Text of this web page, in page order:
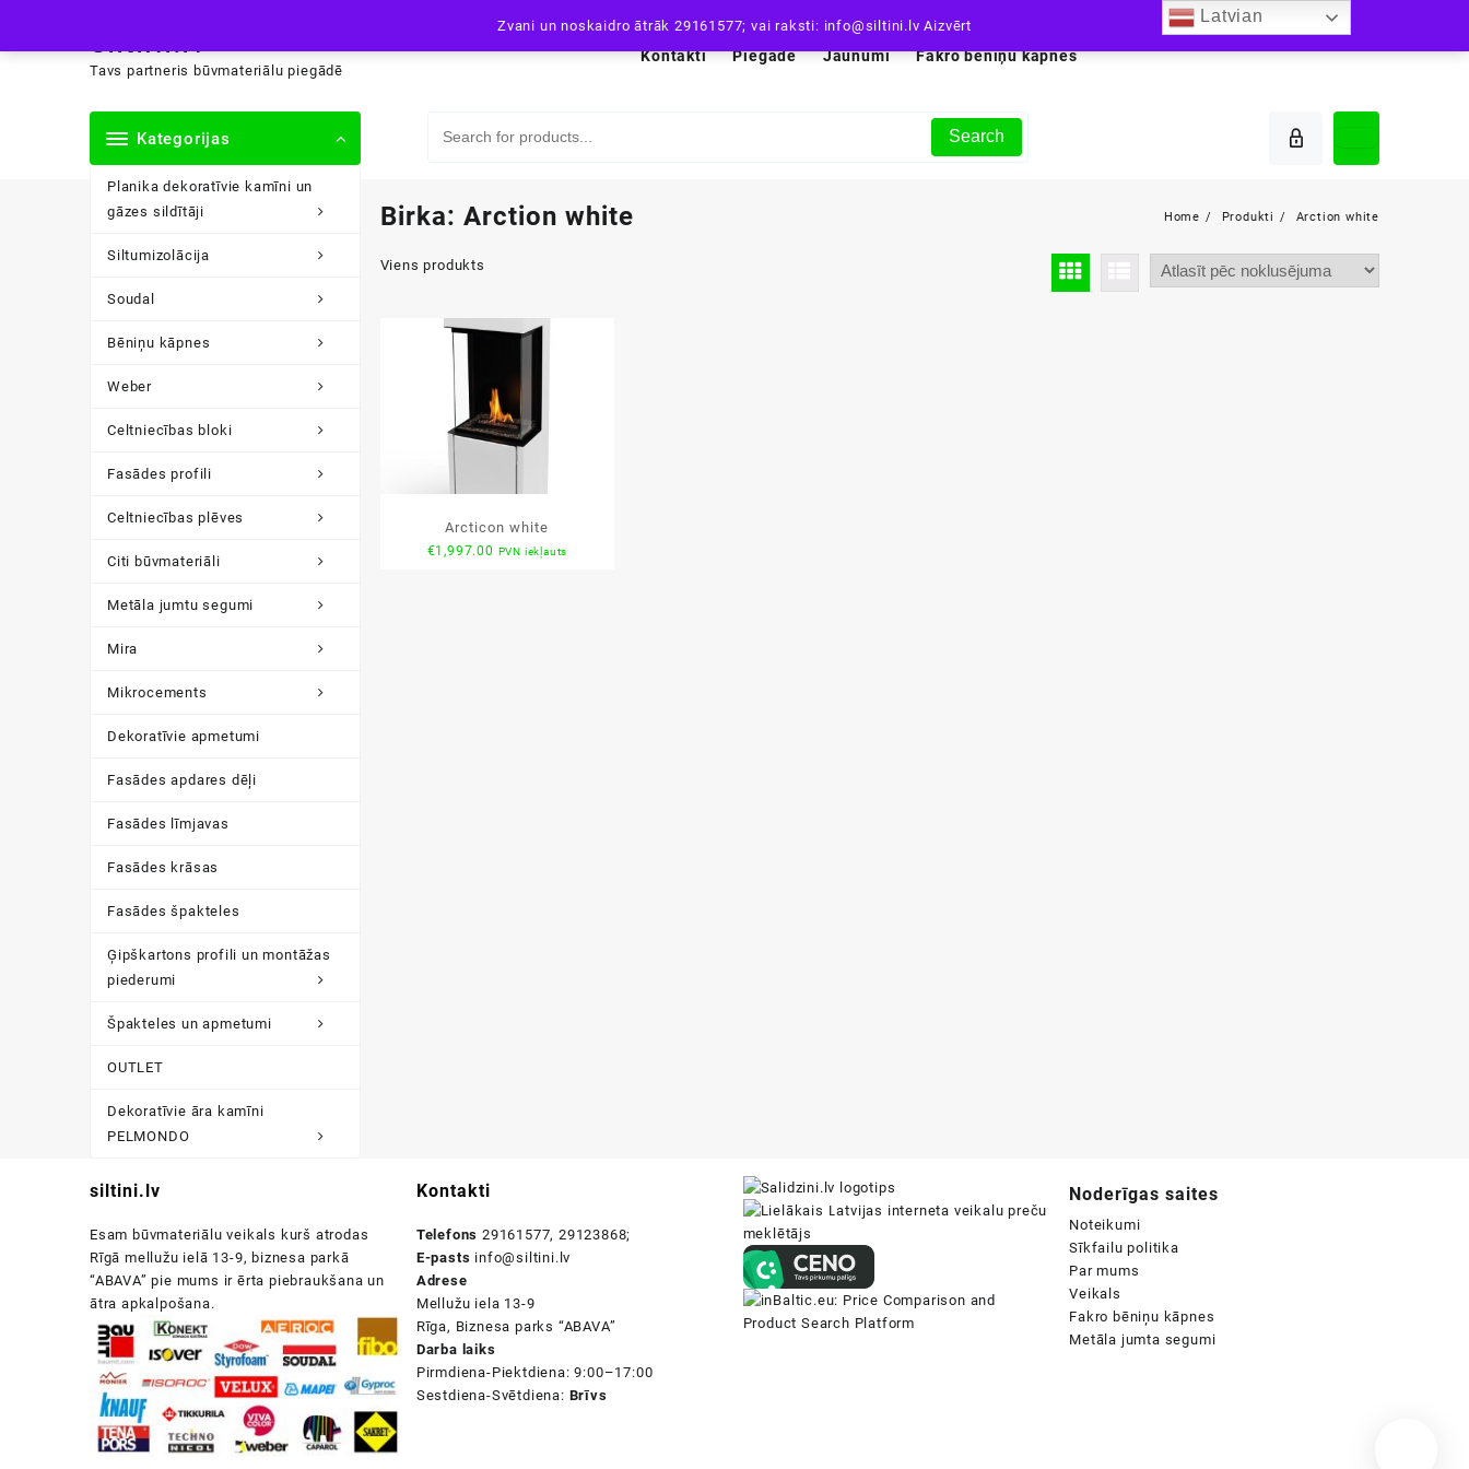
Zvani un noskaidro ātrāk 29161577; vai raksti: info@siltini.lvAizvērt
content
siltini.lv
Tavs partneris būvmateriālu piegādē
Kontakti Piegāde Jaunumi Fakro bēniņu kāpnes
Kategorijas
Planika dekoratīvie kamīni un
gāzes sildītāji
Siltumizolācija
Soudal
Bēniņu kāpnes
Weber
Celtniecības bloki
Fasādes profili
Celtniecības plēves
Citi būvmateriāli
Metāla jumtu segumi
Mira
Mikrocements
Dekoratīvie apmetumi
Fasādes apdares dēļi
Fasādes līmjavas
Fasādes krāsas
Fasādes špakteles
Ģipškartons profili un montāžas
piederumi
Špakteles un apmetumi
OUTLET
Dekoratīvie āra kamīni
PELMONDO
Search
Birka: Arction white Home Produkti Arction white
Viens produkts
Arcticon white
€1,997.00 PVN iekļauts
siltini.lv
Esam būvmateriālu veikals kurš atrodas
Rīgā mellužu ielā 13-9, biznesa parkā
“ABAVA” pie mums ir ērta piebraukšana un
ātra apkalpošana.
Kontakti
Telefons 29161577, 29123868;
E-pasts info@siltini.lv
Adrese
Mellužu iela 13-9
Rīga, Biznesa parks “ABAVA”
Darba laiks
Pirmdiena-Piektdiena: 9:00–17:00
Sestdiena-Svētdiena: Brīvs
Noderīgas saites
Noteikumi
Sīkfailu politika
Par mums
Veikals
Fakro bēniņu kāpnes
Metāla jumta segumi
Latvian